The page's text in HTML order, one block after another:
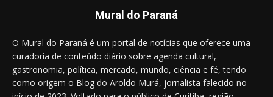
Mural do Paraná
O Mural do Paraná é um portal de notícias que oferece uma
curadoria de conteúdo diário sobre agenda cultural,
gastronomia, política, mercado, mundo, ciência e fé, tendo
como origem o Blog do Aroldo Murá, jornalista falecido no